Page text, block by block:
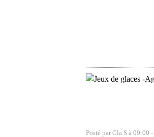
Posté par Cla S à 09:00 -